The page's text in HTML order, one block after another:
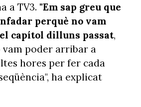
a TV3. "Em sap greu que
perquè no vam
capítol dilluns passat,
vam poder arribar a
hores per fer cada
ha explicat